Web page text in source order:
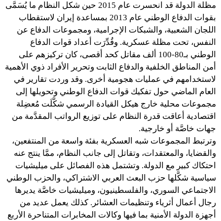
مظلة الدولة قد انحسرت عام 2015 حين شكل النظام ما يُسَمَّى
بقوات الدفاع الوطني عام 2013 بمساعدة إيران لاستقطاب
اللجان الشعبية، والشبكات الإجرامية، ومجموعات الدفاع عن
النفس، تحت مظلة عسكرية. وقُدِّرَت أعداد قوات الدفاع
الوطني بـ80-100 ألف مقاتل كحد أقصى، كان تركيزهم على
أمن المناطق الخلفية والدفاع الثابت وتحرير الأفراد ذوي الأهمية
لاستخدامهم في عمليات هجومية أخرى. وقد وردت تقارير في
العام الماضي حول تفكيك قوات الدفاع الوطني وتحويلها إلى
مجموعات محلية خارج هيكل القيادة الرسمي شكَّلَت مُعضِلة
اقتصادية أعاقت قدرة النظام على توزيع الرواتب المقدَّمة من
جهات خاصَّة أو خارجية.
وترتبط المجموعات شبه العسكرية بفئة واسعة من المنتفعين،
والقضايا، والمعتقدات، وتقاتل إلى جانب النظام، ممَّا ينتج عنه
احتكاك كبير مع الدولة. وتشتمل هذه الفصائل على ميليشيات
سياسية شكَّلها حزب البعث العربي الاشتراكي، والحزب الوطني
الاجتماعي السوري، والفلسطينيون، وميليشيات خاصَّة يديرها
رجال أعمال أثرياء وتنظيمات العشائر. كذلك يعمل عديد من
أجهزة الدولة الأمنية بما فيها وكالات المخابرات المتناحرة الأربع